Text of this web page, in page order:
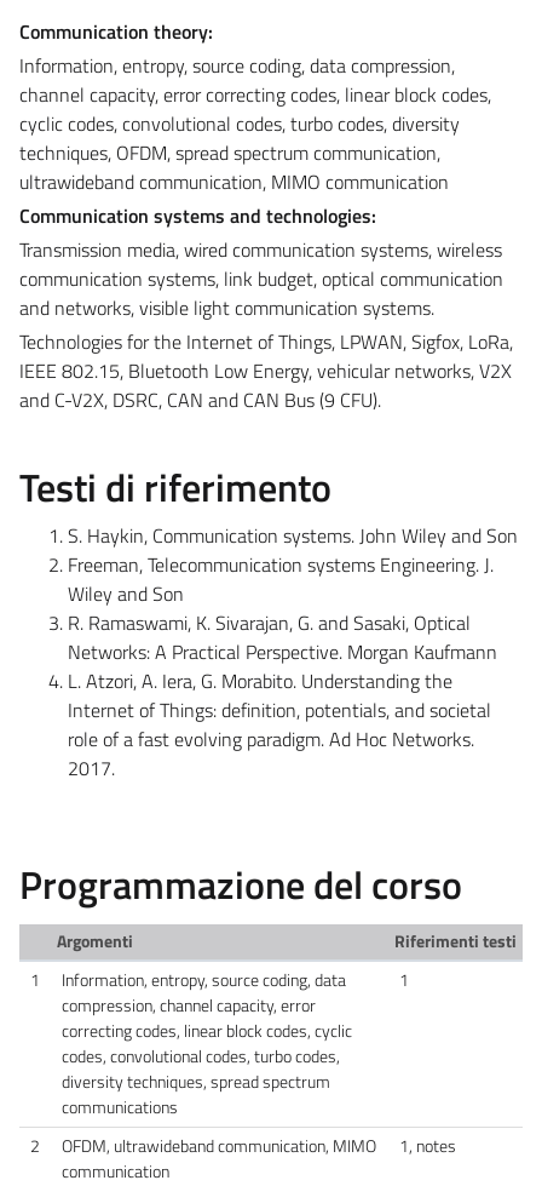
Communication theory:
Information, entropy, source coding, data compression,
channel capacity, error correcting codes, linear block codes,
cyclic codes, convolutional codes, turbo codes, diversity
techniques, OFDM, spread spectrum communication,
ultrawideband communication, MIMO communication
Communication systems and technologies:
Transmission media, wired communication systems, wireless
communication systems, link budget, optical communication
and networks, visible light communication systems.
Technologies for the Internet of Things, LPWAN, Sigfox, LoRa,
IEEE 802.15, Bluetooth Low Energy, vehicular networks, V2X
and C-V2X, DSRC, CAN and CAN Bus (9 CFU).
Testi di riferimento
S. Haykin, Communication systems. John Wiley and Son
Freeman, Telecommunication systems Engineering. J.
Wiley and Son
R. Ramaswami, K. Sivarajan, G. and Sasaki, Optical
Networks: A Practical Perspective. Morgan Kaufmann
L. Atzori, A. Iera, G. Morabito. Understanding the
Internet of Things: definition, potentials, and societal
role of a fast evolving paradigm. Ad Hoc Networks.
2017.
Programmazione del corso
Argomenti
Riferimenti testi
1
Information, entropy, source coding, data
compression, channel capacity, error
correcting codes, linear block codes, cyclic
codes, convolutional codes, turbo codes,
diversity techniques, spread spectrum
communications
1
2
OFDM, ultrawideband communication, MIMO
communication
1, notes